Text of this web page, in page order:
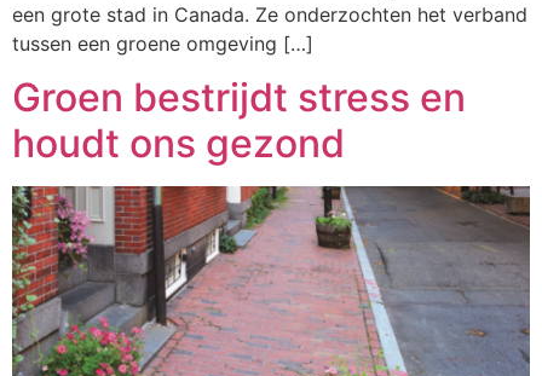
een grote stad in Canada. Ze onderzochten het verband
tussen een groene omgeving […]
Groen bestrijdt stress en
houdt ons gezond